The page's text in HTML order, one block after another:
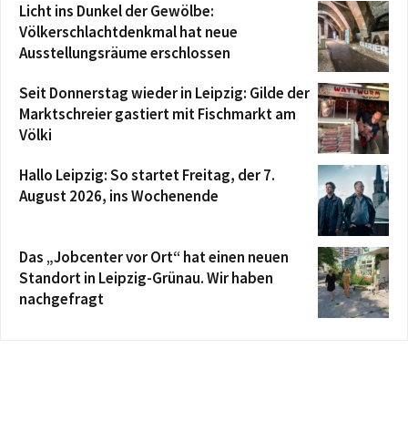
Licht ins Dunkel der Gewölbe:
Völkerschlachtdenkmal hat neue
Ausstellungsräume erschlossen
Seit Donnerstag wieder in Leipzig: Gilde der
Marktschreier gastiert mit Fischmarkt am
Völki
Hallo Leipzig: So startet Freitag, der 7.
August 2026, ins Wochenende
Das „Jobcenter vor Ort“ hat einen neuen
Standort in Leipzig-Grünau. Wir haben
nachgefragt